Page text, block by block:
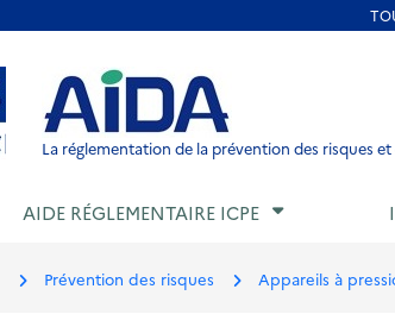
Aller au pied de page
La réglementation de la prévention des risques
AIDE RÉGLEMENTAIRE ICPE
Prévention des risques Appareils à